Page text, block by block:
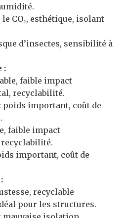
CO₂, esthétique, isolant
d’insectes, sensibilité à
:
faible impact
recyclabilité.
poids important, coût de
faible impact
important, coût de
recyclable
pour les structures.